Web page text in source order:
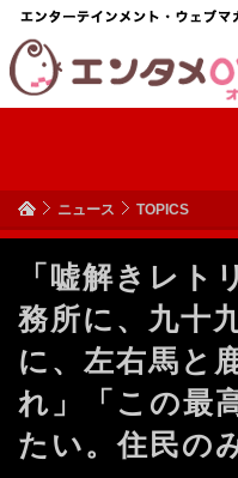
ニュース TOPICS
「嘘解きレト
務所に、九十
に、左右馬と
れ」「この最
たい。住民の